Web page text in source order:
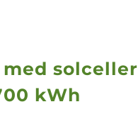
kWh